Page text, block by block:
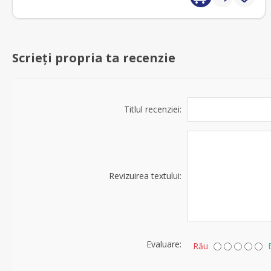
Scrieți propria ta recenzie
Titlul recenziei:
Revizuirea textului:
Evaluare: Rău